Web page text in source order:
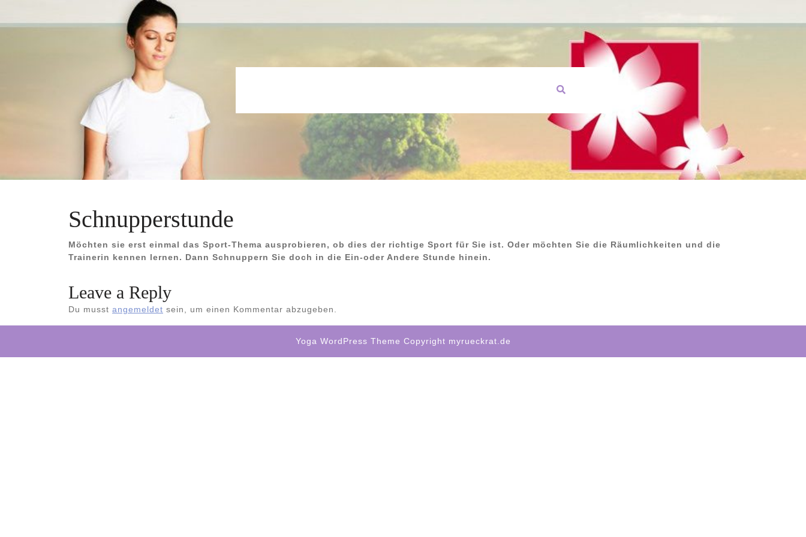
content
Schnupperstunde
Möchten sie erst einmal das Sport-Thema ausprobieren, ob dies der richtige Sport für Sie ist. Oder möchten Sie die Räumlichkeiten und die
Trainerin kennen lernen. Dann Schnuppern Sie doch in die Ein-oder Andere Stunde hinein.
Leave a Reply
Du musst angemeldet sein, um einen Kommentar abzugeben.
Yoga WordPress Theme Copyright myrueckrat.de